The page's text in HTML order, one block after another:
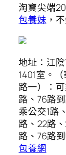
淘寶尖端
包養妹 ，
地址：江
1401室。
路一）：可
路、76路
乘公交1路
路、22路
路、76路
包養網